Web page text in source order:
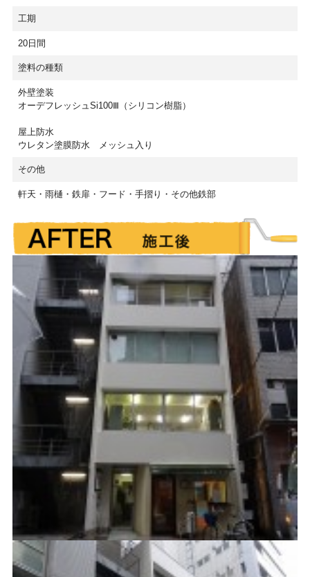
工期
20日間
塗料の種類
外壁塗装
オーデフレッシュSi100Ⅲ（シリコン樹脂）
屋上防水
ウレタン塗膜防水 メッシュ入り
その他
軒天・雨樋・鉄扉・フード・手摺り・その他鉄部